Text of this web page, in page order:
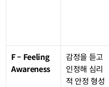
F – Feeling
Awareness
감정을 듣고
인정해 심리
적 안정 형성